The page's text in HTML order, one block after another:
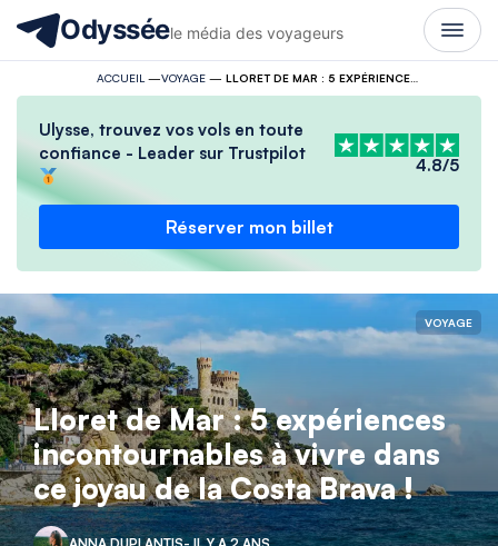
Odysséele média des voyageurs
ACCUEIL —VOYAGE— LLORET DE MAR : 5 EXPÉRIENCES INCONTOURNABLES À VIVRE DANS CE JOYAU DE LA COSTA BRAVA !
Ulysse, trouvez vos vols en toute
confiance - Leader sur Trustpilot
4.8/5
Réserver mon billet
VOYAGE
Lloret de Mar : 5 expériences
incontournables à vivre dans
ce joyau de la Costa Brava !